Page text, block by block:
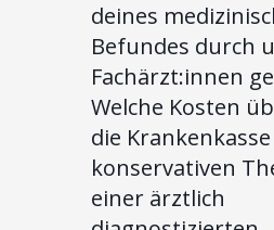
deines
Befundes durch
Fachärzt:innen
Welche Kosten
die
konservativen
einer ärztlich